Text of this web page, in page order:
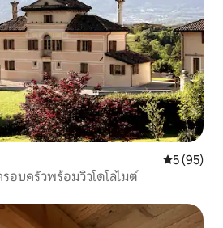
คะแนนเฉลี่
5 (95)
อบครัวพร้อมวิวโดโลไมต์